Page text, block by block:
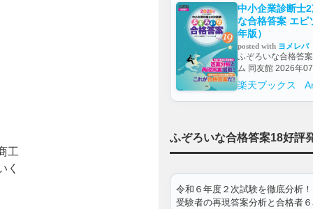
工
く
中小企業診断士
な合格答案 エピ
年版）
posted with ヨメレバ
ふぞろいな合格答
ム 同友館 2026年
楽天ブックス
ふぞろいな合格答案18好評
令和６年度２次試験を徹底分析！
受験者の再現答案分析と合格者